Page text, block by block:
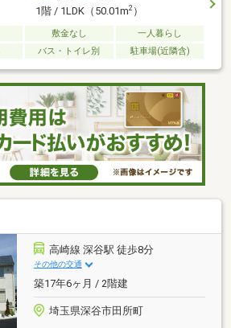
1階 / 1LDK（50.01m2）
敷金なし
一人暮らし
バス・トイレ別 駐車場(近隣含)
高崎線 深谷駅 徒歩8分
その他の交通
築17年6ヶ月 / 2階建
埼玉県深谷市田所町